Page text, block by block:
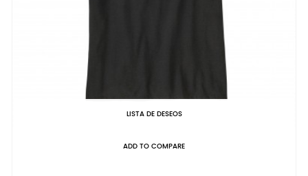
LISTA DE DESEOS
ADD TO COMPARE